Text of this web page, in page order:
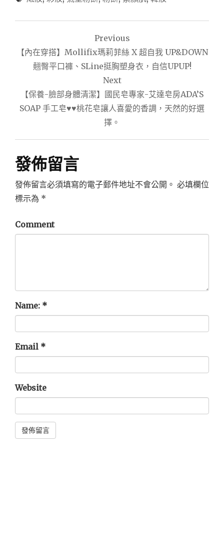
章
覽
Previous
【內在穿搭】Mollifix瑪莉菲絲 X 超自我 UP&DOWN
翹臀平口褲、SLine挺胸塑身衣，自信UPUP!
Next
【保養-臉部身體清潔】國民皂專家-艾達皂房ADA’S
SOAP 手工皂♥♥桃花皂讓人喜愛的香調，天然的好選
擇。
發佈留言
發佈留言必須填寫的電子郵件地址不會公開。 必填欄位
標示為 *
Comment
Name: *
Email *
Website